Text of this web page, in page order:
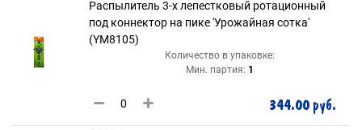
Распылитель 3-х лепестковый ротационный
под коннектор на пике 'Урожайная сотка'
(YM8105)
Количество в упаковке:
Мин. партия: 1
344.00 руб.